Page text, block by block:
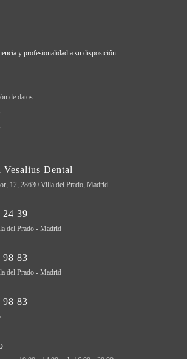
y profesionalidad a su disposición
de datos
Vesalius Dental
12, 28630 Villa del Prado, Madrid
24 39
del Prado - Madrid
98 83
del Prado - Madrid
98 83